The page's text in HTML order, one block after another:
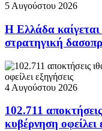
5 Αυγούστου 2026
Η Ελλάδα καίγεται
στρατηγική
4 Αυγούστου 2026
102.711
κυβέρνηση οφείλει